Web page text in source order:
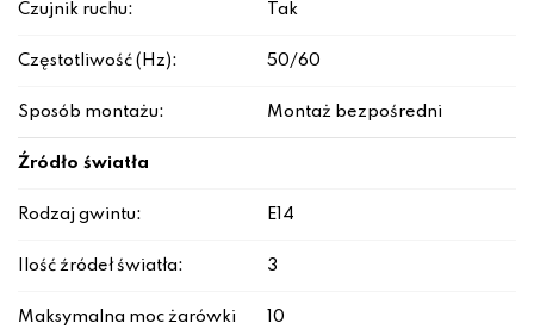
Czujnik ruchu: Tak
Częstotliwość (Hz): 50/60
Sposób montażu: Montaż bezpośredni
Źródło światła
Rodzaj gwintu: E14
Ilość źródeł światła: 3
Maksymalna moc żarówki
10